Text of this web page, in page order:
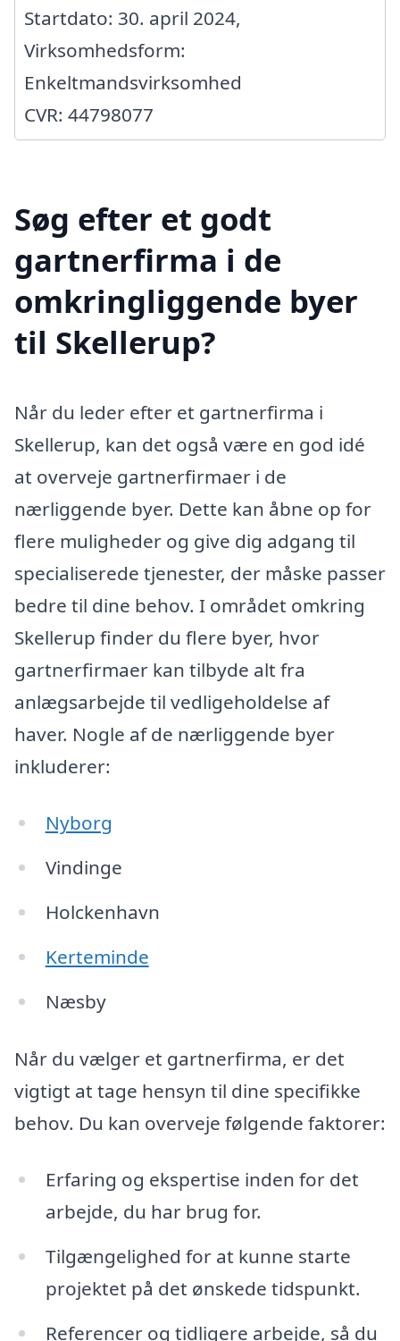
Startdato: 30. april 2024,
Virksomhedsform:
Enkeltmandsvirksomhed
CVR: 44798077
Søg efter et godt
gartnerfirma i de
omkringliggende byer
til Skellerup?
Når du leder efter et gartnerfirma i
Skellerup, kan det også være en god idé
at overveje gartnerfirmaer i de
nærliggende byer. Dette kan åbne op for
flere muligheder og give dig adgang til
specialiserede tjenester, der måske passer
bedre til dine behov. I området omkring
Skellerup finder du flere byer, hvor
gartnerfirmaer kan tilbyde alt fra
anlægsarbejde til vedligeholdelse af
haver. Nogle af de nærliggende byer
inkluderer:
Nyborg
Vindinge
Holckenhavn
Kerteminde
Næsby
Når du vælger et gartnerfirma, er det
vigtigt at tage hensyn til dine specifikke
behov. Du kan overveje følgende faktorer:
Erfaring og ekspertise inden for det
arbejde, du har brug for.
Tilgængelighed for at kunne starte
projektet på det ønskede tidspunkt.
Referencer og tidligere arbejde, så du